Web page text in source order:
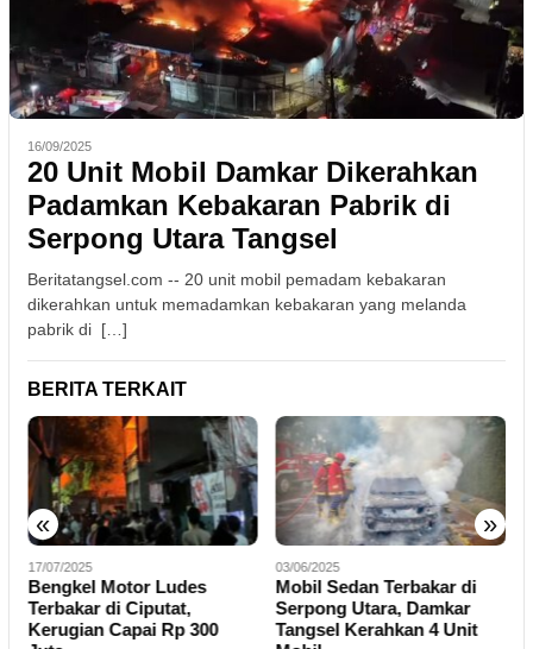
16/09/2025
20 Unit Mobil Damkar Dikerahkan
Padamkan Kebakaran Pabrik di
Serpong Utara Tangsel
Beritatangsel.com -- 20 unit mobil pemadam kebakaran
dikerahkan untuk memadamkan kebakaran yang melanda
pabrik di […]
BERITA TERKAIT
« »
17/07/2025
Bengkel Motor Ludes
Terbakar di Ciputat,
Kerugian Capai Rp 300
03/06/2025
Mobil Sedan Terbakar di
Serpong Utara, Damkar
Tangsel Kerahkan 4 Unit